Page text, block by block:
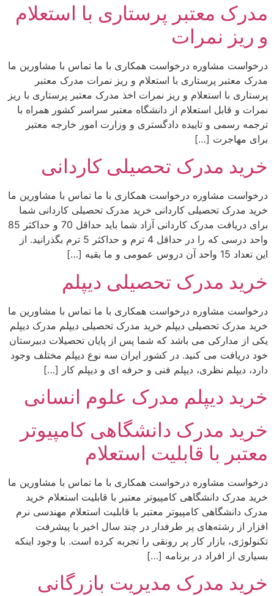
مدرک معتبر پرستاری با استعلام
و ریز نمرات
درخواست مشاوره درخواست همکاری با ما تماس با مشاورین ما
مدرک معتبر پرستاری با استعلام و ریز نمرات مدرک معتبر
پرستاری با استعلام و ریز نمرات اخذ مدرک معتبر پرستاری با ریز
نمرات و قابل استعلام از دانشگاه معتبر سراسر کشور همراه با
ترجمه رسمی و تاییده دادگستری و وزارت امور خارجه معتبر
برای مهاجرت […]
خرید مدرک تحصیلی کاردانی
درخواست مشاوره درخواست همکاری با ما تماس با مشاورین ما
خرید مدرک تحصیلی کاردانی خرید مدرک تحصیلی کاردانی شما
برای دریافت مدرک کاردانی آزاد شما باید حداقل 70 و حداکثر 85
واحد درسی که را در حداقل 4 ترم و حداکثر 5 ترم بگذرانید. از
این تعداد 15 واحد آن دروس عمومی و ما بقیه […]
خرید مدرک تحصیلی دیپلم
درخواست مشاوره درخواست همکاری با ما تماس با مشاورین ما
خرید مدرک تحصیلی دیپلم خرید مدرک تحصیلی دیپلم مدرک دیپلم
یکی از مدارکی می باشد که شما پس از پایان تحصیلات دبیرستان
خود دریافت می کنید. در کشور ایران سه نوع دیپلم مختلف وجود
دارد، دیپلم نظری، دیپلم فنی و حرفه ای و دیپلم کار […]
خرید دیپلم مدرک علوم انسانی
خرید مدرک دانشگاهی کامپیوتر
معتبر با قابلیت استعلام
درخواست مشاوره درخواست همکاری با ما تماس با مشاورین ما
خرید مدرک دانشگاهی کامپیوتر معتبر با قابلیت استعلام خرید
مدرک دانشگاهی کامپیوتر معتبر با قابلیت استعلام مهندسی نرم
افزار از رشته‌های پر طرفدار در چند سال اخیر با پیشرفت
تکنولوژی، بازار کار پر رونقی را تجربه کرده است. با وجود اینکه
بسیاری از افراد در برنامه […]
خرید مدرک مدیریت بازرگانی